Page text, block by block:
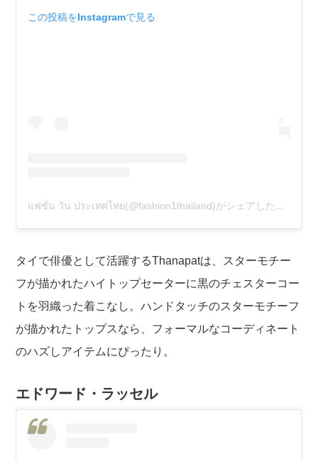
この投稿をInstagramで見る
แฟชั่น วัน ประเทศไทย(@fashion1thailand)がシェアした投稿
タイで俳優として活躍するThanapatは、スターモチー
フが描かれたハイトップセーターに黒のチェスターコー
トを羽織った着こなし。ハンドタッチのスターモチーフ
が描かれたトップスなら、フォーマルなコーディネート
のハズしアイテムにぴったり。
エドワード・ラッセル